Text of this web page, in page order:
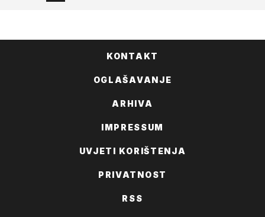
KONTAKT
OGLAŠAVANJE
ARHIVA
IMPRESSUM
UVJETI KORIŠTENJA
PRIVATNOST
RSS